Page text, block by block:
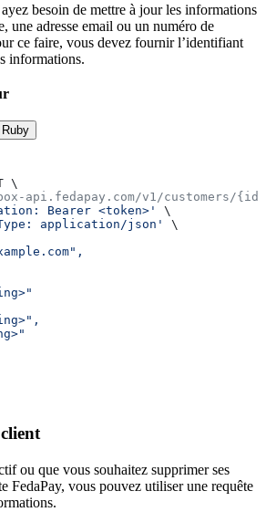
besoin de mettre à jour les informations
une adresse email ou un numéro de
ce faire, vous devez fournir l’identifiant
informations.
Ruby
\
api.fedapay.com/v1/customers/
Bearer <token>'
\
application/json'
\
ou que vous souhaitez supprimer ses
FedaPay, vous pouvez utiliser une requête